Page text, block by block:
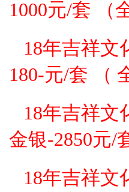
1000元/套 （
18年吉祥文
180-元/套 （
18年吉祥文
金银-2850元/
18年吉祥文